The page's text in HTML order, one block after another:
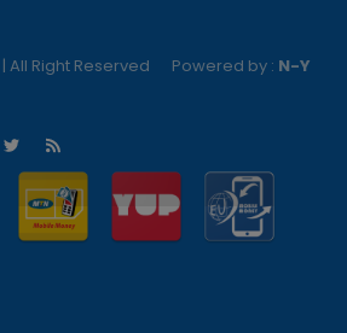
All Right Reserved Powered by : N-Y